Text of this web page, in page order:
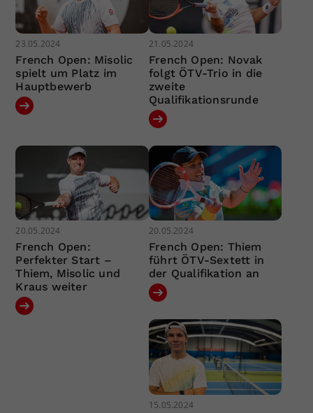
23.05.2024
French Open: Misolic
spielt um Platz im
Hauptbewerb
21.05.2024
French Open: Novak
folgt ÖTV-Trio in die
zweite
Qualifikationsrunde
20.05.2024
French Open:
Perfekter Start –
Thiem, Misolic und
Kraus weiter
20.05.2024
French Open: Thiem
führt ÖTV-Sextett in
der Qualifikation an
15.05.2024